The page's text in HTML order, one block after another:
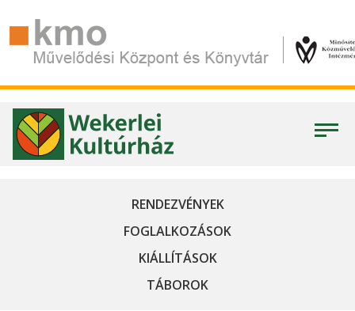
RENDEZVÉNYEK
FOGLALKOZÁSOK
KIÁLLÍTÁSOK
TÁBOROK